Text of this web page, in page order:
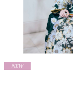
NEW